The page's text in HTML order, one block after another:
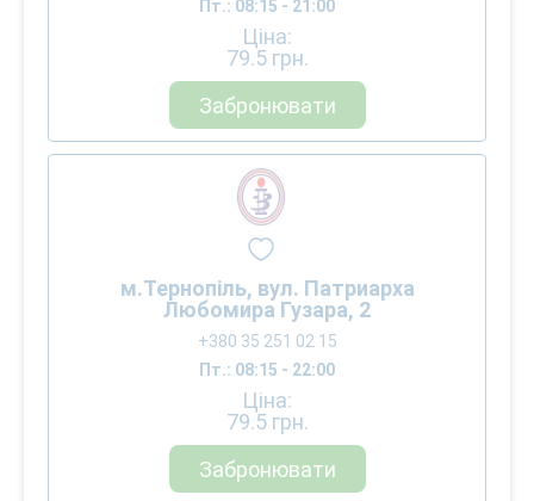
Пт.: 08:15 - 21:00
Ціна:
79.5 грн.
Забронювати
м.Тернопіль, вул. Патриарха
Любомира Гузара, 2
+380 35 251 02 15
Пт.: 08:15 - 22:00
Ціна:
79.5 грн.
Забронювати